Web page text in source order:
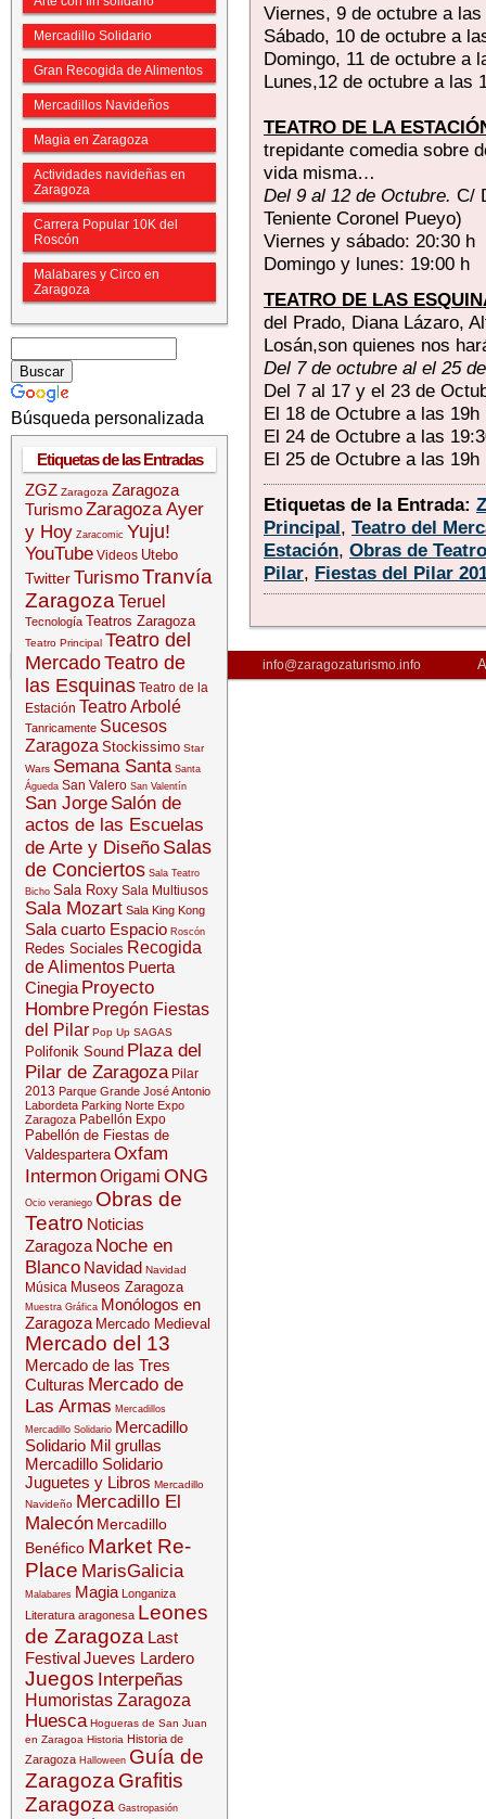
Mercadillo Solidario
Gran Recogida de Alimentos
Mercadillos Navideños
Magia en Zaragoza
Actividades navideñas en
Zaragoza
Carrera Popular 10K del
Roscón
Malabares y Circo en
Zaragoza
Búsqueda personalizada
Etiquetas de las Entradas
ZGZ Zaragoza Zaragoza
TurismoZaragoza Ayer
y Hoy Zaracomic Yuju!
YouTube Videos Utebo
TwitterTurismoTranvía
Zaragoza Teruel
Tecnología Teatros Zaragoza
Teatro Principal Teatro del
MercadoTeatro de
las Esquinas Teatro de la
Estación Teatro Arbolé
Tanricamente Sucesos
Zaragoza Stockissimo Star
Wars Semana Santa Santa
Águeda San Valero San Valentín
San Jorge Salón de
actos de las Escuelas
de Arte y Diseño Salas
de Conciertos Sala Teatro
Bicho Sala Roxy Sala Multiusos
Sala Mozart Sala King Kong
Sala cuarto Espacio Roscón
Redes Sociales Recogida
de Alimentos Puerta
Cinegia Proyecto
Hombre Pregón Fiestas
del Pilar Pop Up SAGAS
Polifonik Sound Plaza del
Pilar de Zaragoza Pilar
2013 Parque Grande José Antonio
Labordeta Parking Norte Expo
Zaragoza Pabellón Expo
Pabellón de Fiestas de
Valdespartera Oxfam
IntermonOrigami ONG
Ocio veraniego Obras de
Teatro Noticias
Zaragoza Noche en
Blanco Navidad Navidad
Música Museos Zaragoza
Muestra Gráfica Monólogos en
Zaragoza Mercado Medieval
Mercado del 13
Mercado de las Tres
Culturas Mercado de
Las Armas Mercadillos
Mercadillo Solidario Mercadillo
Solidario Mil grullas
Mercadillo Solidario
Juguetes y Libros Mercadillo
Navideño Mercadillo El
Malecón Mercadillo
Benéfico Market Re-
Place MarisGalicia
Malabares Magia Longaniza
Literatura aragonesa Leones
de Zaragoza Last
FestivalJueves Lardero
Juegos Interpeñas
Humoristas Zaragoza
Huesca Hogueras de San Juan
en Zaragoa Historia Historia de
Zaragoza Halloween Guía de
Zaragoza Grafitis
Zaragoza Gastropasión
Viernes, 9 de octubre a las
Sábado, 10 de octubre a
Domingo, 11 de octubre a
Lunes,12 de octubre a las
TEATRO DE LA
trepidante comedia sobre
vida misma…
Del 9 al 12 de Octubre. C/
Teniente Coronel Pueyo)
Viernes y sábado: 20:30 h
Domingo y lunes: 19:00 h
TEATRO DE LAS
del Prado, Diana Lázaro,
Losán,son quienes nos
Del 7 de octubre al el 25
Del 7 al 17 y el 23 de
El 18 de Octubre a las 19h
El 24 de Octubre a las
El 25 de Octubre a las 19h
Etiquetas de la Entrada:
Principal, Teatro del
Estación, Obras de Teatro
Pilar, Fiestas del Pilar
info@zaragozaturismo.info